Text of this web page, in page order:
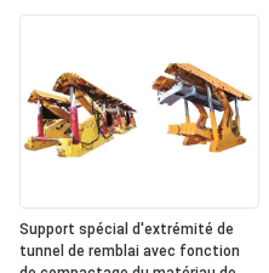
Support spécial d'extrémité de
tunnel de remblai avec fonction